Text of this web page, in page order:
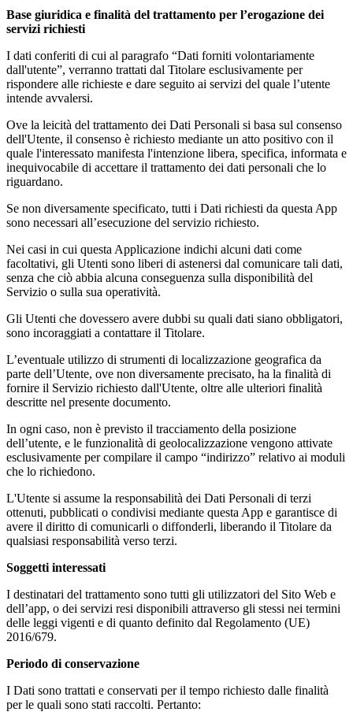
Base giuridica e finalità del trattamento per l’erogazione dei
servizi richiesti
I dati conferiti di cui al paragrafo “Dati forniti volontariamente
dall'utente”, verranno trattati dal Titolare esclusivamente per
rispondere alle richieste e dare seguito ai servizi del quale l’utente
intende avvalersi.
Ove la leicità del trattamento dei Dati Personali si basa sul consenso
dell'Utente, il consenso è richiesto mediante un atto positivo con il
quale l'interessato manifesta l'intenzione libera, specifica, informata e
inequivocabile di accettare il trattamento dei dati personali che lo
riguardano.
Se non diversamente specificato, tutti i Dati richiesti da questa App
sono necessari all’esecuzione del servizio richiesto.
Nei casi in cui questa Applicazione indichi alcuni dati come
facoltativi, gli Utenti sono liberi di astenersi dal comunicare tali dati,
senza che ciò abbia alcuna conseguenza sulla disponibilità del
Servizio o sulla sua operatività.
Gli Utenti che dovessero avere dubbi su quali dati siano obbligatori,
sono incoraggiati a contattare il Titolare.
L’eventuale utilizzo di strumenti di localizzazione geografica da
parte dell’Utente, ove non diversamente precisato, ha la finalità di
fornire il Servizio richiesto dall'Utente, oltre alle ulteriori finalità
descritte nel presente documento.
In ogni caso, non è previsto il tracciamento della posizione
dell’utente, e le funzionalità di geolocalizzazione vengono attivate
esclusivamente per compilare il campo “indirizzo” relativo ai moduli
che lo richiedono.
L'Utente si assume la responsabilità dei Dati Personali di terzi
ottenuti, pubblicati o condivisi mediante questa App e garantisce di
avere il diritto di comunicarli o diffonderli, liberando il Titolare da
qualsiasi responsabilità verso terzi.
Soggetti interessati
I destinatari del trattamento sono tutti gli utilizzatori del Sito Web e
dell’app, o dei servizi resi disponibili attraverso gli stessi nei termini
delle leggi vigenti e di quanto definito dal Regolamento (UE)
2016/679.
Periodo di conservazione
I Dati sono trattati e conservati per il tempo richiesto dalle finalità
per le quali sono stati raccolti. Pertanto: